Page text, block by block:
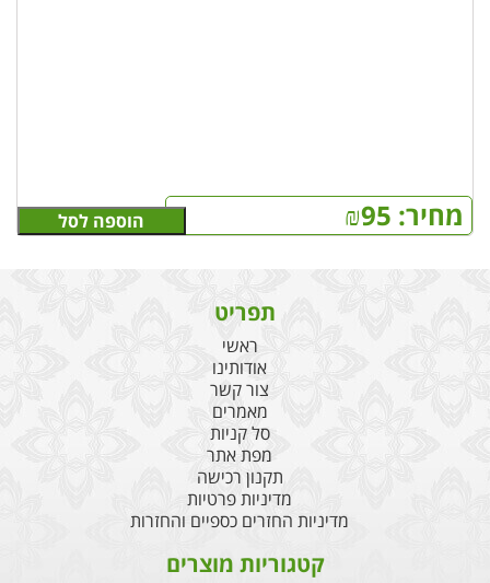
מחיר: ₪95 הוספה לסל
תפריט
ראשי
אודותינו
צור קשר
מאמרים
סל קניות
מפת אתר
תקנון רכישה
מדיניות פרטיות
מדיניות החזרים כספיים והחזרות
קטגוריות מוצרים